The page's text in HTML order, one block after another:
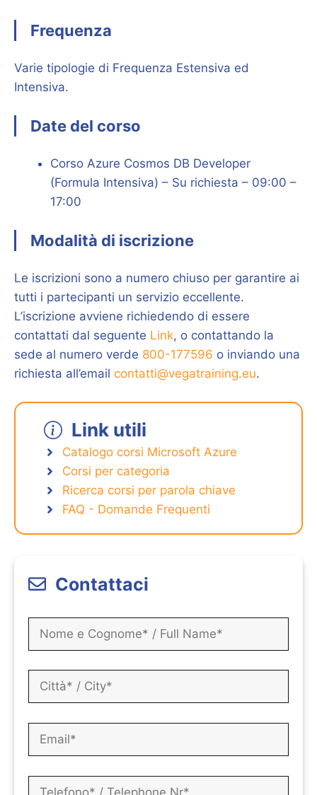
Frequenza
Varie tipologie di Frequenza Estensiva ed
Intensiva.
Date del corso
Corso Azure Cosmos DB Developer
(Formula Intensiva) – Su richiesta – 09:00 –
17:00
Modalità di iscrizione
Le iscrizioni sono a numero chiuso per garantire ai
tutti i partecipanti un servizio eccellente.
L’iscrizione avviene richiedendo di essere
contattati dal seguente Link, o contattando la
sede al numero verde 800-177596 o inviando una
richiesta all’email contatti@vegatraining.eu.
Link utili
Catalogo corsi Microsoft Azure
Corsi per categoria
Ricerca corsi per parola chiave
FAQ - Domande Frequenti
Contattaci